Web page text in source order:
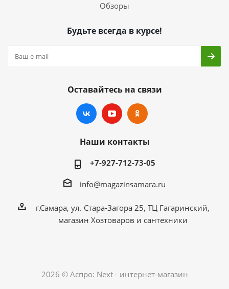
Обзоры
Будьте всегда в курсе!
Оставайтесь на связи
Наши контакты
+7-927-712-73-05
info@magazinsamara.ru
г.Самара, ул. Стара-Загора 25, ТЦ Гагаринский,
магазин Хозтоваров и сантехники
2026 © Аспро: Next - интернет-магазин